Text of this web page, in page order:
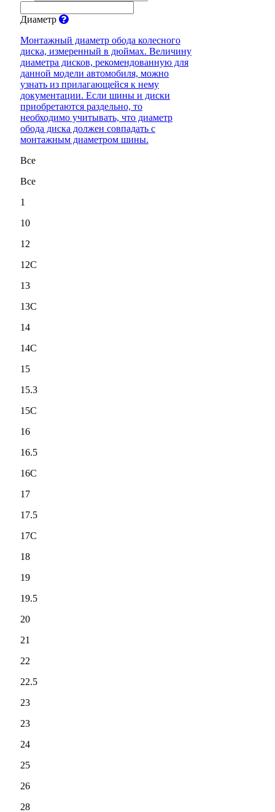
Диаметр
Монтажный диаметр обода колесного
диска, измеренный в дюймах. Величину
диаметра дисков, рекомендованную для
данной модели автомобиля, можно
узнать из прилагающейся к нему
документации. Если шины и диски
приобретаются раздельно, то
необходимо учитывать, что диаметр
обода диска должен совпадать с
монтажным диаметром шины.
Все
Все
1
10
12
12C
13
13C
14
14C
15
15.3
15C
16
16.5
16C
17
17.5
17C
18
19
19.5
20
21
22
22.5
23
23
24
25
26
28